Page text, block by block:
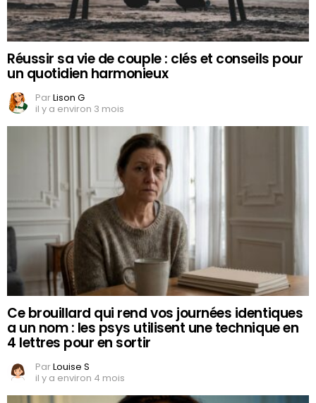
Réussir sa vie de couple : clés et conseils pour
un quotidien harmonieux
ParLison G
il y a environ 3 mois
Ce brouillard qui rend vos journées identiques
a un nom : les psys utilisent une technique en
4 lettres pour en sortir
ParLouise S
il y a environ 4 mois